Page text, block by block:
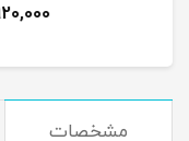
920,000
مشخصات